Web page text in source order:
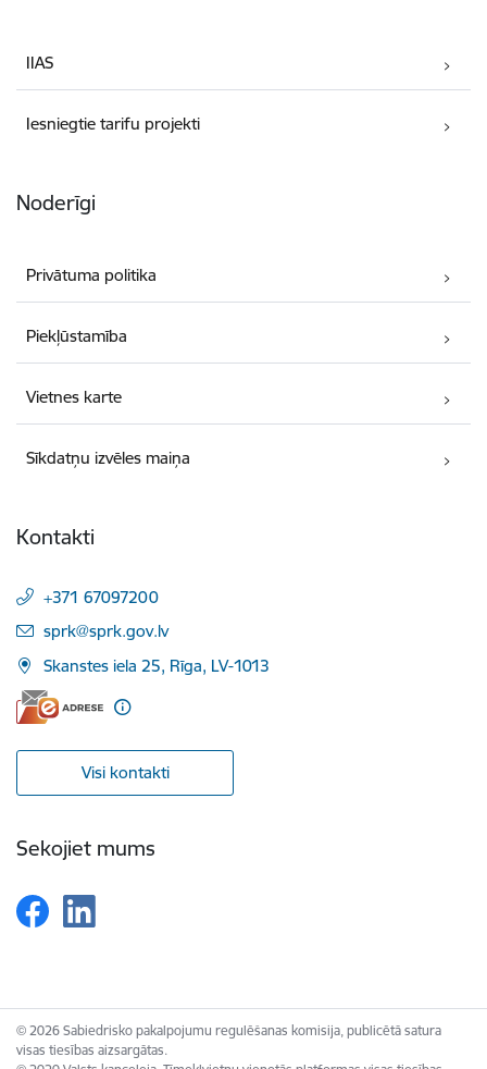
IIAS
Iesniegtie tarifu projekti
Noderīgi
Privātuma politika
Piekļūstamība
Vietnes karte
Sīkdatņu izvēles maiņa
Kontakti
+371 67097200
E-pasts:
sprk@sprk.gov.lv
Skanstes iela 25, Rīga, LV-1013
Visi kontakti
Sekojiet mums
© 2026 Sabiedrisko pakalpojumu regulēšanas komisija, publicētā satura
visas tiesības aizsargātas.